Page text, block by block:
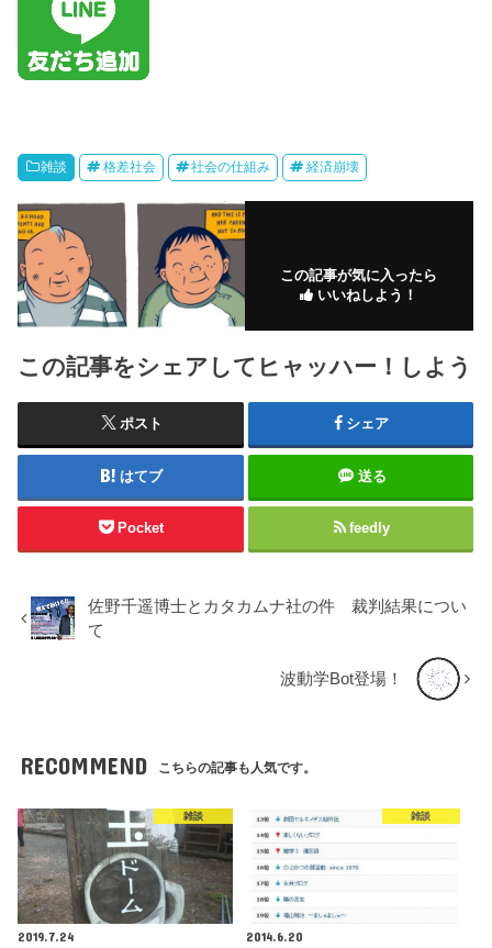
雑談 格差社会 社会の仕組み 経済崩壊
この記事が気に入ったら
いいねしよう！
この記事をシェアしてヒャッハー！しよう
ポスト シェア
はてブ 送る
Pocket feedly
佐野千遥博士とカタカムナ社の件 裁判結果につい
て
波動学Bot登場！
RECOMMEND こちらの記事も人気です。
雑談
2019.7.24
雑談
2014.6.20